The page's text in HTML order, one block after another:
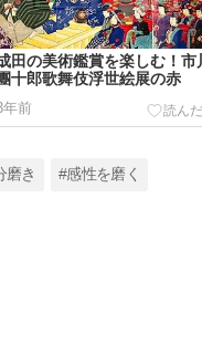
田の美術鑑賞を楽しむ！市
十郎歌舞伎浮世絵展の赤
年前
磨き #感性を磨く